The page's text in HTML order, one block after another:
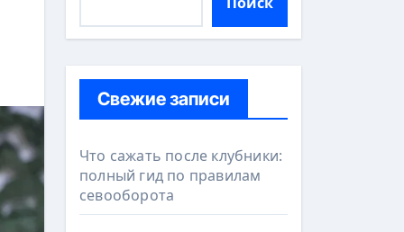
Свежие записи
Что сажать после клубники:
полный гид по правилам
севооборота